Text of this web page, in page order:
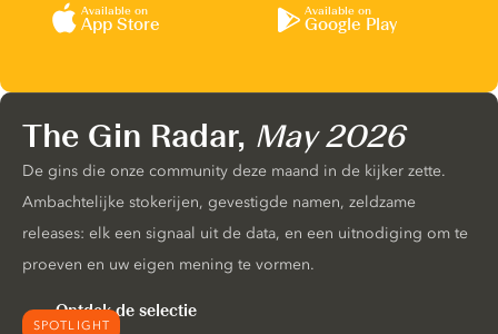
Available on
App Store
Available on
Google Play
SPOTLIGHT
The Gin Radar, May 2026
De gins die onze community deze maand in de kijker zette.
Ambachtelijke stokerijen, gevestigde namen, zeldzame
releases: elk een signaal uit de data, en een uitnodiging om te
proeven en uw eigen mening te vormen.
Ontdek de selectie